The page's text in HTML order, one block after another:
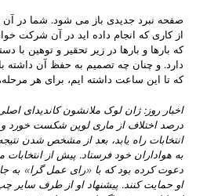
صفحه نبرد جدیدی باز می شود. شما در آن
از کاری که انجام داده اید در آن شرکت
که بارها و بارها در زیر تحقیر و توهین با
دارد. و چنان چه تصمیم به حفظ آن
که تا این ساعت داشته ایم، برای هر
اخبار روز: ژان لوک ملانشون کاندیدای
درصد اختلاف از ماری لوپن شکست خورد و
انتخابات راه یابد، بعد از مشخص شدن
به هواداران خود فرستاد. پیش از
دعوت کرده بود که با «رای عمل گرا» به
او حمایت کنند. پیشنهاد او از طرف سایر